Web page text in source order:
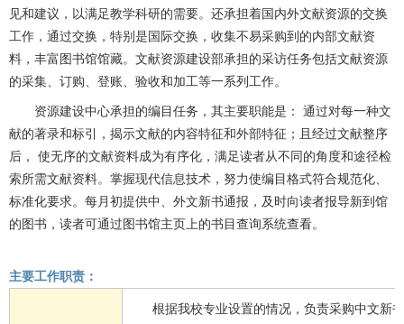
见和建议，以满足教学科研的需要。还承担着国内外文献资源的交换
工作，通过交换，特别是国际交换，收集不易采购到的内部文献资
料，丰富图书馆馆藏。文献资源建设部承担的采访任务包括文献资源
的采集、订购、登账、验收和加工等一系列工作。
资源建设中心承担的编目任务，其主要职能是： 通过对每一种文
献的著录和标引，揭示文献的内容特征和外部特征；且经过文献整序
后， 使无序的文献资料成为有序化，满足读者从不同的角度和途径检
索所需文献资料。掌握现代信息技术，努力使编目格式符合规范化、
标准化要求。每月初提供中、外文新书通报，及时向读者报导新到馆
的图书，读者可通过图书馆主页上的书目查询系统查看。
主要工作职责：
根据我校专业设置的情况，负责采购中文新